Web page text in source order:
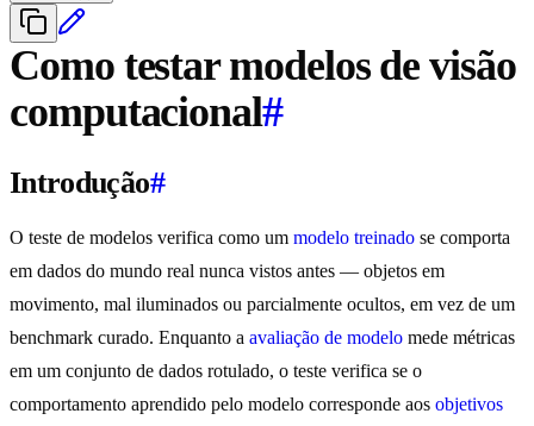
Como testar modelos de visão
computacional#
Introdução#
O teste de modelos verifica como um modelo treinado se comporta
em dados do mundo real nunca vistos antes — objetos em
movimento, mal iluminados ou parcialmente ocultos, em vez de um
benchmark curado. Enquanto a avaliação de modelo mede métricas
em um conjunto de dados rotulado, o teste verifica se o
comportamento aprendido pelo modelo corresponde aos objetivos